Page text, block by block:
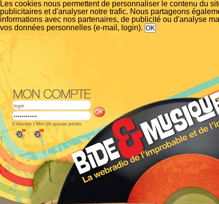
Les cookies nous permettent de personnaliser le contenu du
publicitaires et d'analyser notre trafic. Nous partageons
informations avec nos partenaires, de publicité ou d'analyse
vos données personnelles (e-mail, login).
S'inscrire | Mot de passe perdu